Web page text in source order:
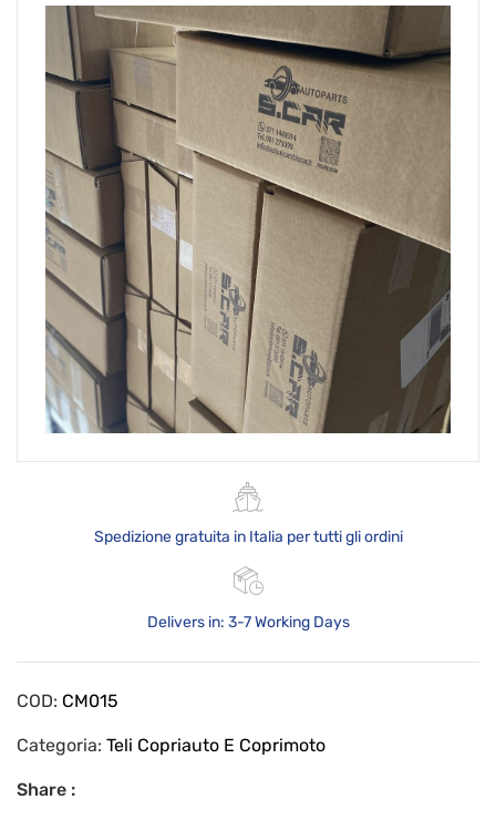
Spedizione gratuita in Italia per tutti gli ordini
Delivers in: 3-7 Working Days
COD: CM015
Categoria: Teli Copriauto E Coprimoto
Share :